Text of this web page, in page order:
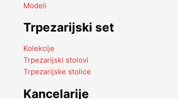
Modeli
Trpezarijski set
Kolekcije
Trpezarijski stolovi
Trpezarijske stolice
Kancelarije